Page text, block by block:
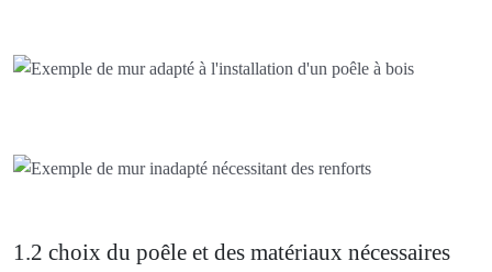
1.2 choix du poêle et des matériaux nécessaires